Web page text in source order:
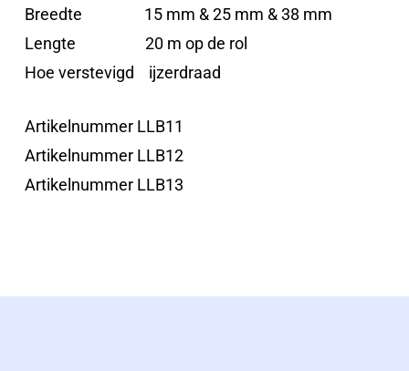
Breedte 15 mm & 25 mm & 38 mm
Lengte 20 m op de rol
Hoe verstevigd ijzerdraad
Artikelnummer LLB11
Artikelnummer LLB12
Artikelnummer LLB13